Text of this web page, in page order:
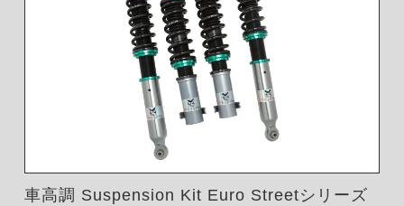
車高調 Suspension Kit Euro Streetシリーズ